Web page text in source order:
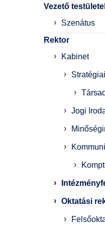
Vezető
Szenátus
Rektor
Kabinet
Jogi
Oktatási